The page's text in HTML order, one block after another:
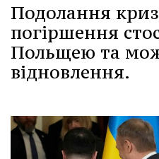
Подолання
погіршення
Польщею та
відновлення.